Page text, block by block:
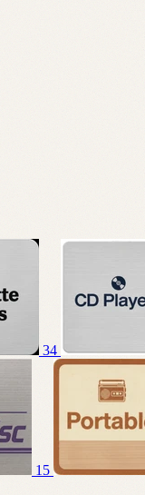
34
15